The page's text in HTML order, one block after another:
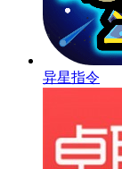
异星指令